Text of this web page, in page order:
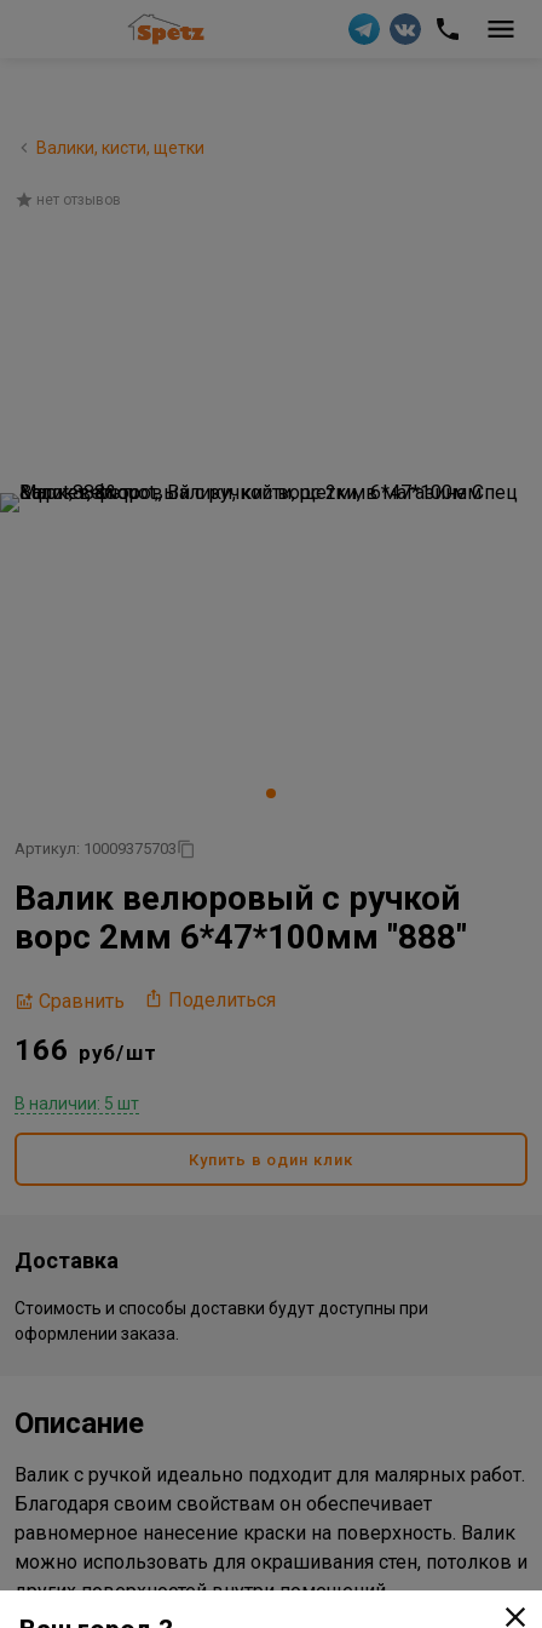
Валики, кисти, щетки
нет отзывов
Артикул: 10009375703
Валик велюровый с ручкой
ворс 2мм 6*47*100мм "888"
Сравнить Поделиться
166 руб/шт
В наличии: 5 шт
Купить в один клик
Доставка
Стоимость и способы доставки будут доступны при
оформлении заказа.
Описание
Валик с ручкой идеально подходит для малярных работ.
Благодаря своим свойствам он обеспечивает
равномерное нанесение краски на поверхность. Валик
можно использовать для окрашивания стен, потолков и
других поверхностей внутри помещений.